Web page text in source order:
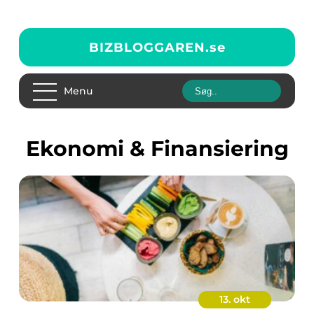
BIZBLOGGAREN.se
Menu
Ekonomi & Finansiering
13. okt